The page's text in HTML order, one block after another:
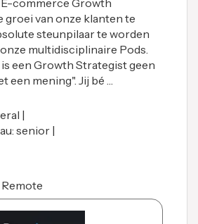
groei van onze klanten te
steunpilaar te worden
multidisciplinaire Pods.
een Growth Strategist geen
een mening". Jij bé …
|
senior |
Remote